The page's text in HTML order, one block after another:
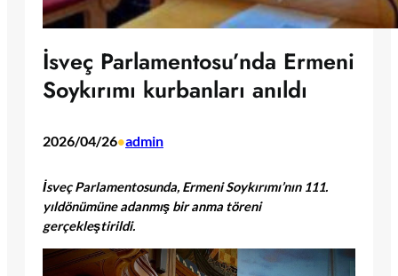
İsveç Parlamentosu’nda Ermeni
Soykırımı kurbanları anıldı
2026/04/26•admin
İsveç Parlamentosunda, Ermeni Soykırımı’nın 111.
yıldönümüne adanmış bir anma töreni
gerçekleştirildi.